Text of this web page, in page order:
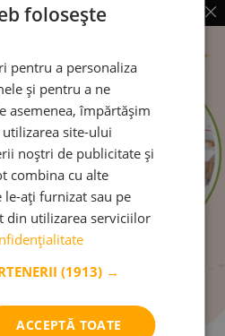
– Coșulețul din
de ouă
MAI MULT
folosește
pentru a personaliza
și pentru a ne
asemenea, împărtășim
site-ului
noștri de publicitate și
combina cu alte
ați furnizat sau pe
din utilizarea serviciilor
(1913) →
ACCEPTĂ TOATE